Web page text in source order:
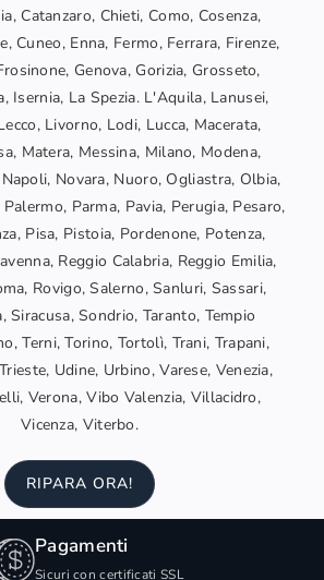
Catanzaro, Chieti, Como, Cosenza,
Cuneo, Enna, Fermo, Ferrara, Firenze,
Genova, Gorizia, Grosseto,
Isernia, La Spezia. L'Aquila, Lanusei,
Livorno, Lodi, Lucca, Macerata,
Matera, Messina, Milano, Modena,
Novara, Nuoro, Ogliastra, Olbia,
Parma, Pavia, Perugia, Pesaro,
Pisa, Pistoia, Pordenone, Potenza,
Reggio Calabria, Reggio Emilia,
Rovigo, Salerno, Sanluri, Sassari,
Siracusa, Sondrio, Taranto, Tempio
Terni, Torino, Tortolì, Trani, Trapani,
Udine, Urbino, Varese, Venezia,
Verona, Vibo Valenzia, Villacidro,
Vicenza, Viterbo.
RIPARA ORA!
Pagamenti
Sicuri con certificati SSL